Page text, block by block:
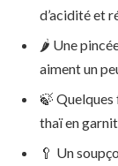
d’acidité et
🌶️ Une
aiment un
🍃
thaï en
🥄 Un